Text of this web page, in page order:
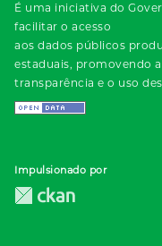
É uma iniciativa do
facilitar o acesso
aos dados públicos
estaduais, promovendo a
transparência e o uso
Impulsionado por